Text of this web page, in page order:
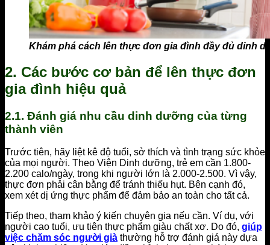
Khám phá cách lên thực đơn gia đình đầy đủ dinh
2. Các bước cơ bản để lên thực đơn
gia đình hiệu quả
2.1. Đánh giá nhu cầu dinh dưỡng của từng
thành viên
Trước tiên, hãy liệt kê độ tuổi, sở thích và tình trạng sức khỏe
của mọi người. Theo Viện Dinh dưỡng, trẻ em cần 1.800-
2.200 calo/ngày, trong khi người lớn là 2.000-2.500. Vì vậy,
thực đơn phải cân bằng để tránh thiếu hụt. Bên cạnh đó,
xem xét dị ứng thực phẩm để đảm bảo an toàn cho tất cả.
Tiếp theo, tham khảo ý kiến chuyên gia nếu cần. Ví dụ, với
người cao tuổi, ưu tiên thực phẩm giàu chất xơ. Do đó, giúp
việc chăm sóc người già thường hỗ trợ đánh giá này dựa